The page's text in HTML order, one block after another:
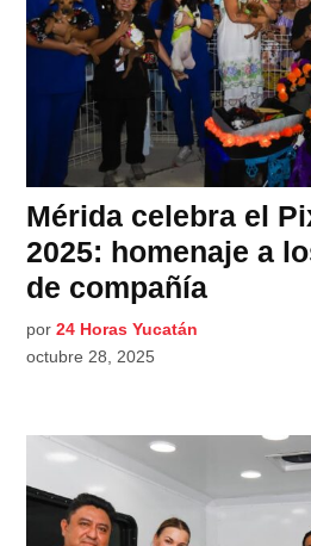
Mérida celebra el
2025: homenaje a
de compañía
por 24 Horas Yucatán
octubre 28, 2025